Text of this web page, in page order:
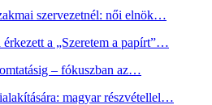
szervezetnél: női elnök…
a „Szeretem a papírt”…
– fókuszban az…
magyar részvétellel…